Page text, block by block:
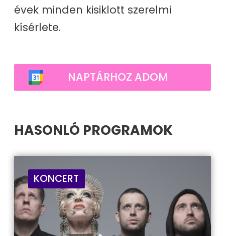
évek minden kisiklott szerelmi
kísérlete.
NAPTÁRHOZ ADOM
HASONLÓ PROGRAMOK
KONCERT